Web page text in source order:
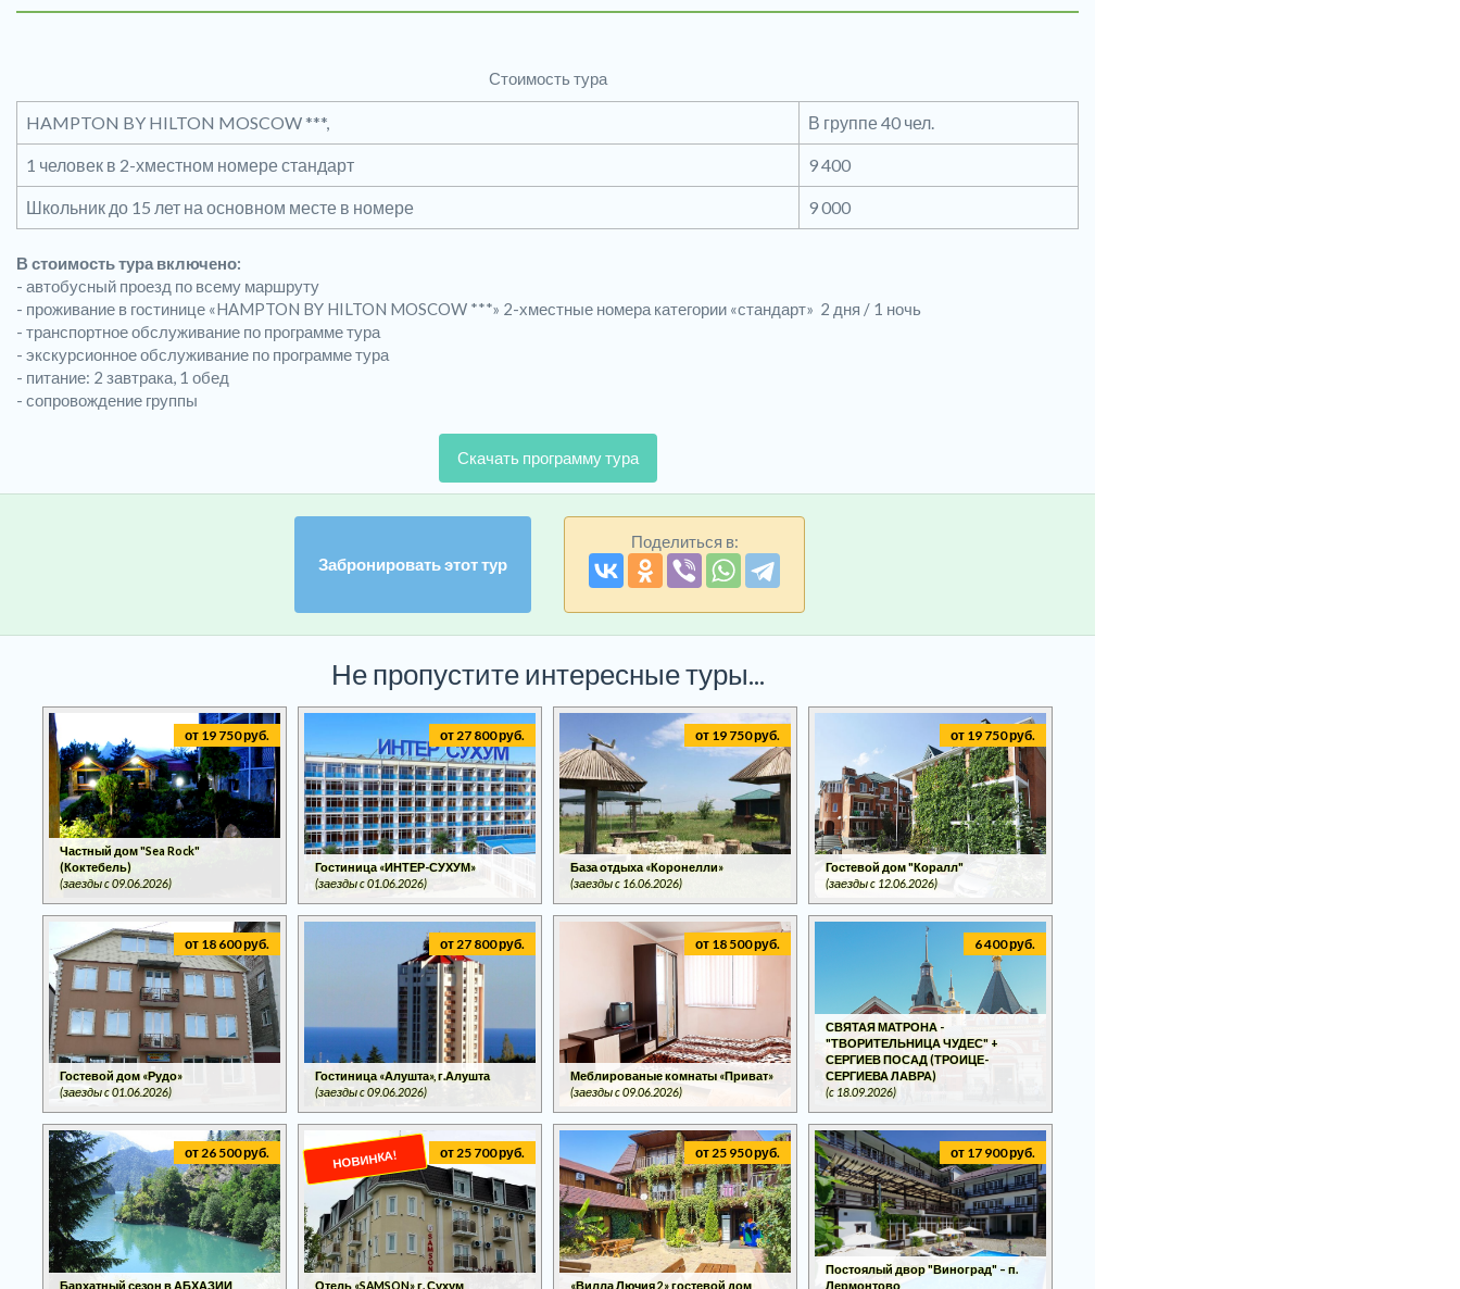
Стоимость тура
HAMPTON BY HILTON MOSCOW ***, В группе 40 чел.
1 человек в 2-хместном номере стандарт 9 400
Школьник до 15 лет на основном месте в номере 9 000
В стоимость тура включено:
- автобусный проезд по всему маршруту
- проживание в гостинице «HAMPTON BY HILTON MOSCOW ***» 2-хместные номера категории «стандарт» 2 дня / 1 ночь
- транспортное обслуживание по программе тура
- экскурсионное обслуживание по программе тура
- питание: 2 завтрака, 1 обед
- сопровождение группы
Скачать программу тура
Забронировать этот тур
Поделиться в:
Не пропустите интересные туры...
от 19 750 руб.
Частный дом "Sea Rock"
(Коктебель)
(заезды c 09.06.2026)
от 27 800 руб.
Гостиница «ИНТЕР-СУХУМ»
(заезды c 01.06.2026)
от 19 750 руб.
База отдыха «Коронелли»
(заезды c 16.06.2026)
от 19 750 руб.
Гостевой дом "Коралл"
(заезды c 12.06.2026)
от 18 600 руб.
Гостевой дом «Рудо»
(заезды c 01.06.2026)
от 27 800 руб.
Гостиница «Алушта», г.Алушта
(заезды c 09.06.2026)
от 18 500 руб.
Меблированые комнаты «Приват»
(заезды c 09.06.2026)
6 400 руб.
СВЯТАЯ МАТРОНА -
"ТВОРИТЕЛЬНИЦА ЧУДЕС" +
СЕРГИЕВ ПОСАД (ТРОИЦЕ-
СЕРГИЕВА ЛАВРА)
(c 18.09.2026)
от 26 500 руб.
Бархатный сезон в АБХАЗИИ
НОВИНКА! от 25 700 руб.
Отель «SAMSON» г. Сухум
от 25 950 руб.
«Вилла Лючия 2» гостевой дом
от 17 900 руб.
Постоялый двор "Виноград" – п.
Лермонтово